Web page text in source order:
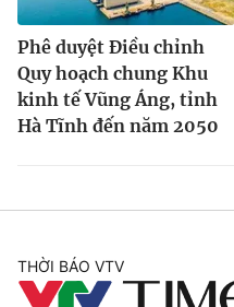
Phê duyệt Điều chỉnh
Quy hoạch chung Khu
kinh tế Vũng Áng, tỉnh
Hà Tĩnh đến năm 2050
THỜI BÁO VTV